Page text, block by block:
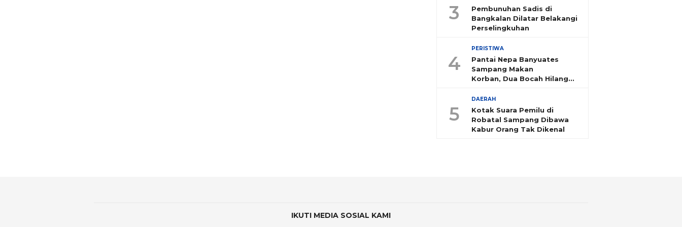
3
Pembunuhan Sadis di
Bangkalan Dilatar Belakangi
Perselingkuhan
4
PERISTIWA
Pantai Nepa Banyuates
Sampang Makan
Korban, Dua Bocah Hilang
5
DAERAH
Kotak Suara Pemilu di
Robatal Sampang Dibawa
Kabur Orang Tak Dikenal
IKUTI MEDIA SOSIAL KAMI